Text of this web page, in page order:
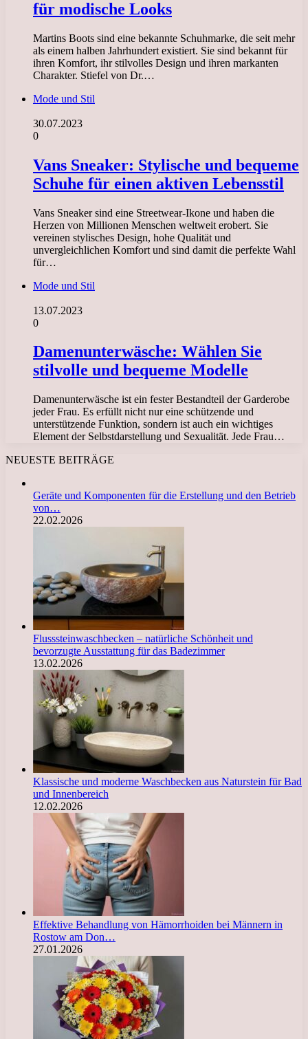
für modische Looks
Martins Boots sind eine bekannte Schuhmarke, die seit mehr
als einem halben Jahrhundert existiert. Sie sind bekannt für
ihren Komfort, ihr stilvolles Design und ihren markanten
Charakter. Stiefel von Dr.…
Mode und Stil
30.07.2023
0
Vans Sneaker: Stylische und bequeme
Schuhe für einen aktiven Lebensstil
Vans Sneaker sind eine Streetwear-Ikone und haben die
Herzen von Millionen Menschen weltweit erobert. Sie
vereinen stylisches Design, hohe Qualität und
unvergleichlichen Komfort und sind damit die perfekte Wahl
für…
Mode und Stil
13.07.2023
0
Damenunterwäsche: Wählen Sie
stilvolle und bequeme Modelle
Damenunterwäsche ist ein fester Bestandteil der Garderobe
jeder Frau. Es erfüllt nicht nur eine schützende und
unterstützende Funktion, sondern ist auch ein wichtiges
Element der Selbstdarstellung und Sexualität. Jede Frau…
NEUESTE BEITRÄGE
Geräte und Komponenten für die Erstellung und den Betrieb
von…
22.02.2026
Flusssteinwaschbecken – natürliche Schönheit und
bevorzugte Ausstattung für das Badezimmer
13.02.2026
Klassische und moderne Waschbecken aus Naturstein für Bad
und Innenbereich
12.02.2026
Effektive Behandlung von Hämorrhoiden bei Männern in
Rostow am Don…
27.01.2026